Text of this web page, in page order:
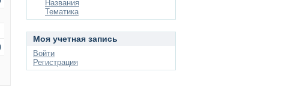
Названия
Тематика
Моя учетная запись
Войти
Регистрация